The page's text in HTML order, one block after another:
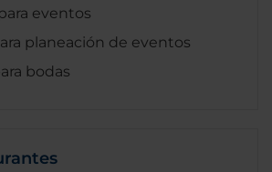
eventos
planeación de eventos
bodas